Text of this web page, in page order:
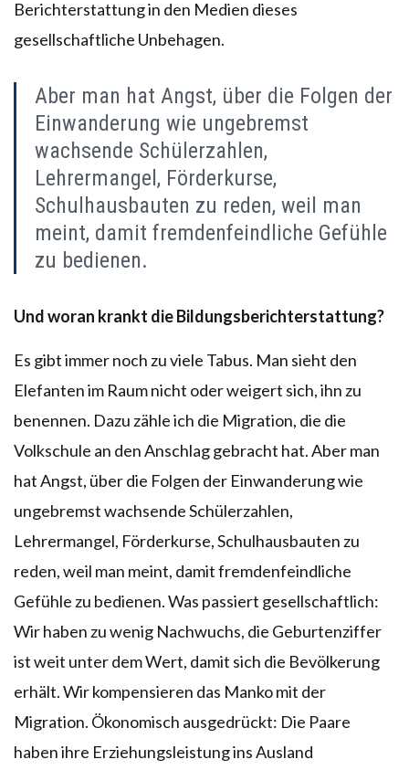
Berichterstattung in den Medien dieses
gesellschaftliche Unbehagen.
Aber man hat Angst, über die Folgen der
Einwanderung wie ungebremst
wachsende Schülerzahlen,
Lehrermangel, Förderkurse,
Schulhausbauten zu reden, weil man
meint, damit fremdenfeindliche Gefühle
zu bedienen.
Und woran krankt die Bildungsberichterstattung?
Es gibt immer noch zu viele Tabus. Man sieht den
Elefanten im Raum nicht oder weigert sich, ihn zu
benennen. Dazu zähle ich die Migration, die die
Volkschule an den Anschlag gebracht hat. Aber man
hat Angst, über die Folgen der Einwanderung wie
ungebremst wachsende Schülerzahlen,
Lehrermangel, Förderkurse, Schulhausbauten zu
reden, weil man meint, damit fremdenfeindliche
Gefühle zu bedienen. Was passiert gesellschaftlich:
Wir haben zu wenig Nachwuchs, die Geburtenziffer
ist weit unter dem Wert, damit sich die Bevölkerung
erhält. Wir kompensieren das Manko mit der
Migration. Ökonomisch ausgedrückt: Die Paare
haben ihre Erziehungsleistung ins Ausland